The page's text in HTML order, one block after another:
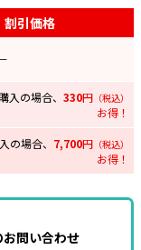
割引価格
—
入の場合、 330円 （税込）
お得！
の場合、 7,700円 （税込）
お得！
問い合わせ